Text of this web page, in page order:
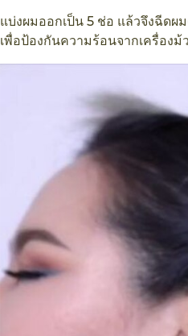
แบ่งผมออกเป็น 5 ช่อ แล้วจึงฉีดผ
เพื่อป้องกันความร้อนจากเครื่องม้